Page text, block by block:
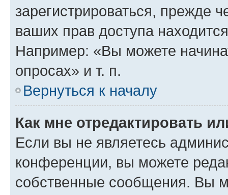
зарегистрироваться, прежде
ваших прав доступа
Например: «Вы можете
опросах» и т. п.
Вернуться к началу
Как мне отредактировать
Если вы не являетесь
конференции, вы можете
собственные сообщения. Вы